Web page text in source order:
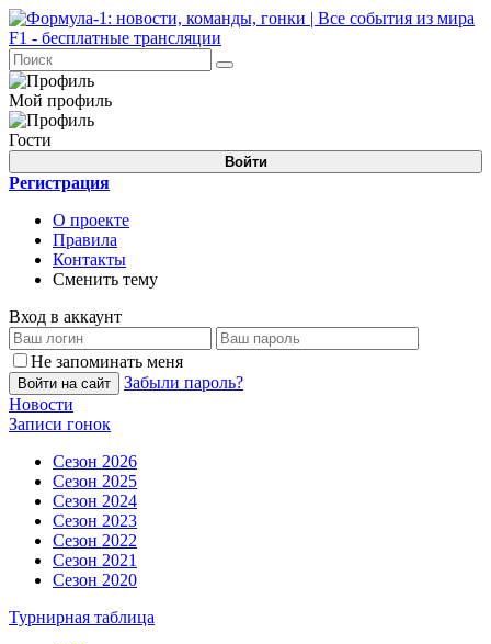
Мой профиль
Гости
Войти
Регистрация
О проекте
Правила
Контакты
Сменить тему
Вход в аккаунт
Не запоминать меня
Войти на сайт
Забыли пароль?
Новости
Записи гонок
Сезон 2026
Сезон 2025
Сезон 2024
Сезон 2023
Сезон 2022
Сезон 2021
Сезон 2020
Турнирная таблица